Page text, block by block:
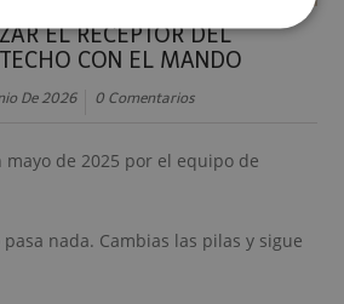
EL RECEPTOR DEL
CON EL MANDO
De 2026 0 Comentarios
de 2025 por el equipo de
nada. Cambias las pilas y sigue